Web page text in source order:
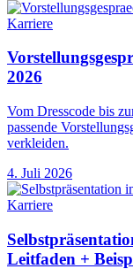
Karriere
2026
Vom Dresscode bis
passende
verkleiden.
4. Juli 2026
Karriere
Leitfaden +